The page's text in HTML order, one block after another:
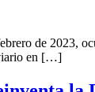
2023,
en […]